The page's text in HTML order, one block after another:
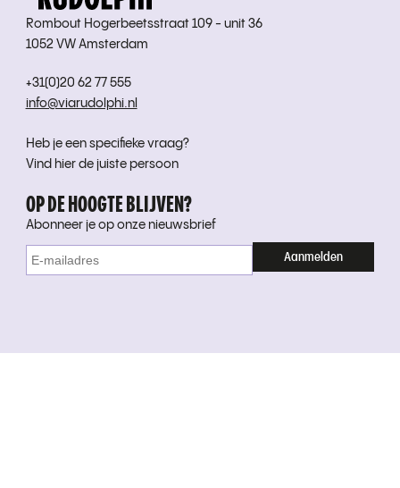
Rombout Hogerbeetsstraat 109 - unit 36
1052 VW Amsterdam
+31(0)20 62 77 555
info@viarudolphi.nl
Heb je een specifieke vraag?
Vind hier de juiste persoon
OP DE HOOGTE BLIJVEN?
Abonneer je op onze nieuwsbrief